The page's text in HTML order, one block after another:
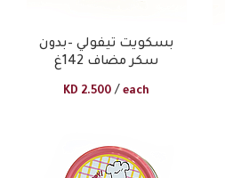
بسكويت تيفولي –بدون
سكر مضاف 142غ
KD 2.500 / each